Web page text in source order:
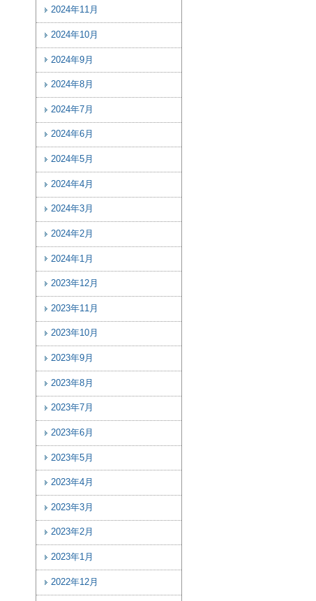
2024年11月
2024年10月
2024年9月
2024年8月
2024年7月
2024年6月
2024年5月
2024年4月
2024年3月
2024年2月
2024年1月
2023年12月
2023年11月
2023年10月
2023年9月
2023年8月
2023年7月
2023年6月
2023年5月
2023年4月
2023年3月
2023年2月
2023年1月
2022年12月